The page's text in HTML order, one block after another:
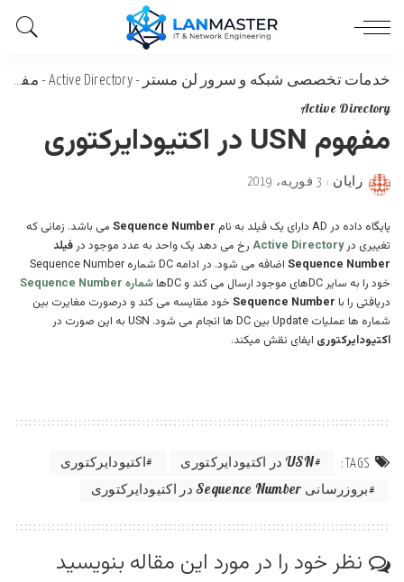
خدمات تخصصی شبکه و سرور لن مستر -
Active Directory
- مفهوم USN در اکتیودایرکتوری
Active Directory
مفهوم USN در اکتیودایرکتوری
Posted
رایان 3 فوریه، 2019
پایگاه داده در AD دارای یک فیلد به نام
می باشد. زمانی که
تغییری درActive Directory رخ می دهد یک واحد به عدد موجود درفیلد
Sequence Number
اضافه می شود. در ادامه DC شماره Sequence Number
خود را به سایر DCهای موجود ارسال می کند و DCها
شماره Sequence Number
دریافتی را با Sequence Number خود مقایسه می کند و درصورت مغایرت بین
شماره ها عملیات Update بین DC ها انجام می شود. USN به این صورت در
اکتیودایرکتوری ایفای نقش میکند.
TAGS: USN در اکتیودایرکتوری
اکتیودایرکتوری
بروزرسانی Sequence Number در اکتیودایرکتوری
نظر خود را در مورد این مقاله بنویسید